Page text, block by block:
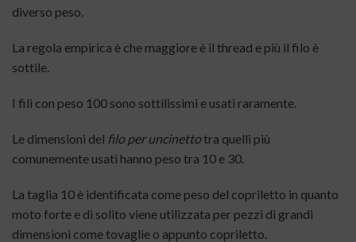
diverso peso.
La regola empirica è che maggiore è il thread e più il filo è
sottile.
I fili con peso 100 sono sottilissimi e usati raramente.
Le dimensioni del filo per uncinettotra quelli più
comunemente usati hanno peso tra 10 e 30.
La taglia 10 è identificata come peso del copriletto in quanto
moto forte e di solito viene utilizzata per pezzi di grandi
dimensioni come tovaglie o appunto copriletto.